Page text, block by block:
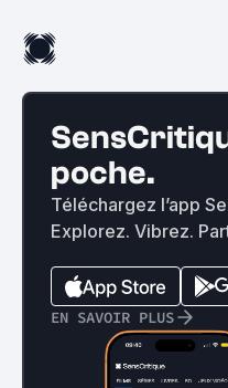
poche.
Téléchargez l’app
Explorez. Vibrez.
EN SAVOIR PLUS